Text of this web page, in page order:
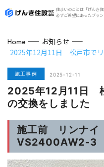
住まいのことは「げんき
必ずご希望にあったプラン
Home
お知らせ
2025年12月11日 松戸市で
施工事例 2025-12-11
2025年12月11日
の交換をしました
施工前 リンナ
VS2400AW2-3